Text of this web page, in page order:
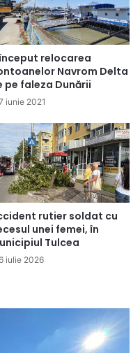
relocarea
Navrom Delta
pe faleza Dunării
iunie 2021
rutier soldat cu
unei femei, în
Tulcea
iulie 2026